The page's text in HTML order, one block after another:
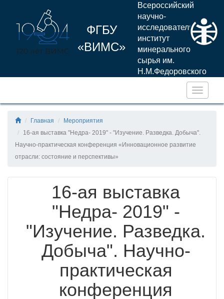
ФГБУ
«ВИМС»
Всероссийский
научно-
исследовательский
институт
минерального
сырья им.
Н.М.Федоровского
Главная
Мероприятия
16-ая выставка "Недра- 2019" - "Изучение. Разведка. Добыча".
Научно-практическая конференция «Инновационное развитие
отрасли: состояние и перспективы»
16-ая выставка
"Недра- 2019" -
"Изучение. Разведка.
Добыча". Научно-
практическая
конференция